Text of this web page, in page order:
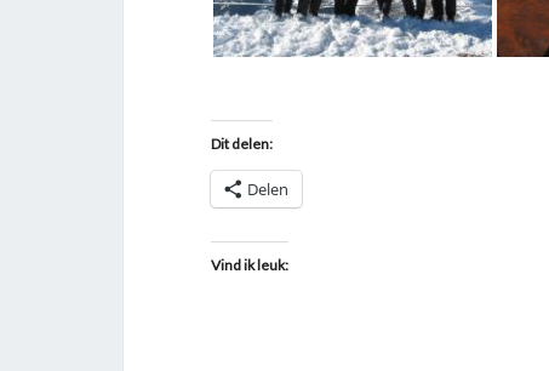
Dit delen:
Delen
Vind ik leuk: